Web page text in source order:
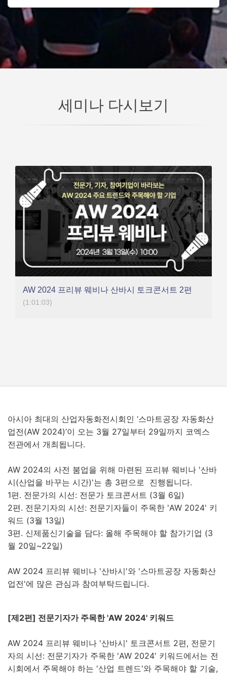
세미나 다시보기
AW 2024 프리뷰 웨비나 산바시 토크콘서트 2편
(1:01:03)
아시아 최대의 산업자동화전시회인 ‘스마트공장 자동화산
업전(AW 2024)’이 오는 3월 27일부터 29일까지 코엑스
전관에서 개최됩니다.
AW 2024의 사전 붐업을 위해 마련된 프리뷰 웨비나 '산바
시(산업을 바꾸는 시간)'는 총 3편으로 진행됩니다.
1편. 전문가의 시선: 전문가 토크콘서트 (3월 6일)
2편. 전문기자의 시선: 전문기자들이 주목한 'AW 2024' 키
워드 (3월 13일)
3편. 신제품신기술을 담다: 올해 주목해야 할 참가기업 (3
월 20일~22일)
AW 2024 프리뷰 웨비나 '산바시'와 '스마트공장 자동화산
업전'에 많은 관심과 참여부탁드립니다.
[제2편] 전문기자가 주목한 'AW 2024' 키워드
AW 2024 프리뷰 웨비나 '산바시' 토크콘서트 2편, 전문기
자의 시선: 전문기자가 주목한 'AW 2024' 키워드에서는 전
시회에서 주목해야 하는 '산업 트렌드'와 주목해야 할 기술,